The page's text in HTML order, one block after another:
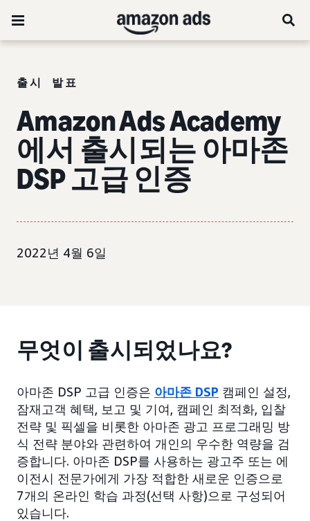
출시 발표
Amazon Ads Academy
에서 출시되는 아마존
DSP 고급 인증
2022년 4월 6일
무엇이 출시되었나요?
아마존 DSP 고급 인증은 아마존 DSP 캠페인 설정,
잠재고객 혜택, 보고 및 기여, 캠페인 최적화, 입찰
전략 및 픽셀을 비롯한 아마존 광고 프로그래밍 방
식 전략 분야와 관련하여 개인의 우수한 역량을 검
증합니다. 아마존 DSP를 사용하는 광고주 또는 에
이전시 전문가에게 가장 적합한 새로운 인증으로
7개의 온라인 학습 과정(선택 사항)으로 구성되어
있습니다.